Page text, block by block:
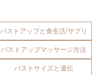
バストアップと食生活/サプリ
バストアップマッサージ方法
バストサイズと遺伝